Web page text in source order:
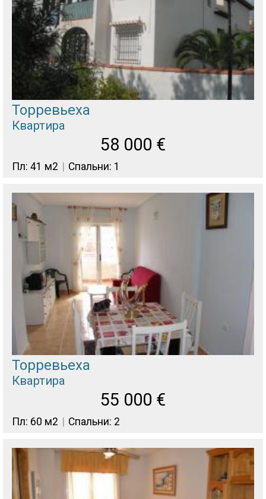
Торревьеха
Квартира
58 000 €
Пл: 41 м2 Спальни: 1
Торревьеха
Квартира
55 000 €
Пл: 60 м2 Спальни: 2